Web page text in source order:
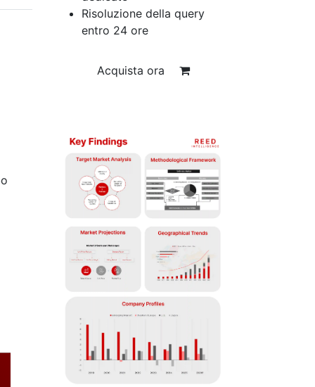
Risoluzione della query
entro 24 ore
Acquista ora